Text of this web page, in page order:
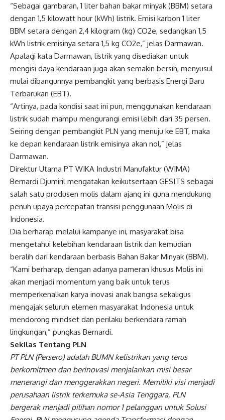
“Sebagai gambaran, 1 liter bahan bakar minyak (BBM) setara
dengan 1,5 kilowatt hour (kWh) listrik. Emisi karbon 1 liter
BBM setara dengan 2,4 kilogram (kg) CO2e, sedangkan 1,5
kWh listrik emisinya setara 1,5 kg CO2e,” jelas Darmawan.
Apalagi kata Darmawan, listrik yang disediakan untuk
mengisi daya kendaraan juga akan semakin bersih, menyusul
mulai dibangunnya pembangkit yang berbasis Energi Baru
Terbarukan (EBT).
“Artinya, pada kondisi saat ini pun, menggunakan kendaraan
listrik sudah mampu mengurangi emisi lebih dari 35 persen.
Seiring dengan pembangkit PLN yang menuju ke EBT, maka
ke depan kendaraan listrik emisinya akan nol,” jelas
Darmawan.
Direktur Utama PT WIKA Industri Manufaktur (WIMA)
Bernardi Djumiril mengatakan keikutsertaan GESITS sebagai
salah satu produsen molis dalam ajang ini guna mendukung
penuh upaya percepatan transisi penggunaan Molis di
Indonesia.
Dia berharap melalui kampanye ini, masyarakat bisa
mengetahui kelebihan kendaraan listrik dan kemudian
beralih dari kendaraan berbasis Bahan Bakar Minyak (BBM).
“Kami berharap, dengan adanya pameran khusus Molis ini
akan menjadi momentum yang baik untuk terus
memperkenalkan karya inovasi anak bangsa sekaligus
mengajak seluruh elemen masyarakat Indonesia untuk
mendorong mindset dan perilaku berkendara ramah
lingkungan,” pungkas Bernardi.
Sekilas Tentang PLN
PT PLN (Persero) adalah BUMN kelistrikan yang terus
berkomitmen dan berinovasi menjalankan misi besar
menerangi dan menggerakkan negeri. Memiliki visi menjadi
perusahaan listrik terkemuka se-Asia Tenggara, PLN
bergerak menjadi pilihan nomor 1 pelanggan untuk Solusi